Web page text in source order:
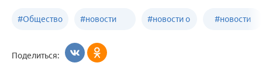
#Общество #новости
образования
#новости о #новости
Поделиться: